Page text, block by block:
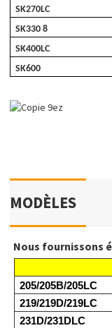
SK270LC
SK330 8
SK400LC
SK600
MODÈLES
Nous fournissons
205/205B/205LC
219/219D/219LC
231D/231DLC